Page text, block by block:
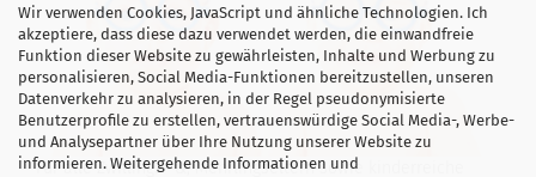
Wir verwenden Cookies, JavaScript und ähnliche Technologien. Ich
akzeptiere, dass diese dazu verwendet werden, die einwandfreie
Funktion dieser Website zu gewährleisten, Inhalte und Werbung zu
personalisieren, Social Media-Funktionen bereitzustellen, unseren
Datenverkehr zu analysieren, in der Regel pseudonymisierte
Benutzerprofile zu erstellen, vertrauenswürdige Social Media-, Werbe-
und Analysepartner über Ihre Nutzung unserer Website zu
informieren. Weitergehende Informationen und
Für alle Zwillings- &, Mehrlingseltern sowie kinderreiche